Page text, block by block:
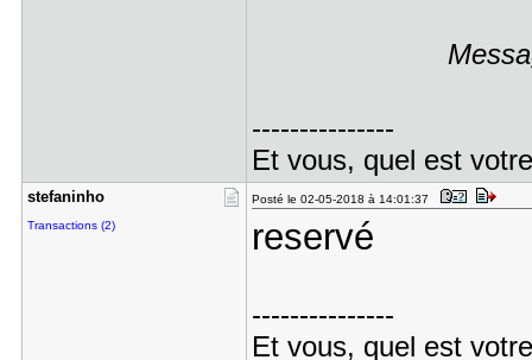
---------------
Et vous, quel est
stefaninho
Transactions (2)
Posté le 02-05-2018 à 14:01:37
reservé
---------------
Et vous, quel est